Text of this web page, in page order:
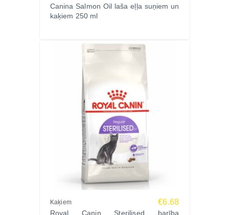
Canina Salmon Oil laša eļļa suņiem un
kaķiem 250 ml
Kaķiem €6.68
Royal Canin Sterilised barība